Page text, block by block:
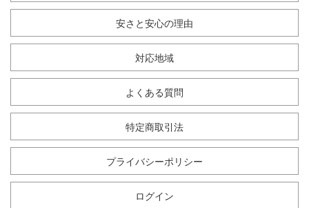
安さと安心の理由
対応地域
よくある質問
特定商取引法
プライバシーポリシー
ログイン